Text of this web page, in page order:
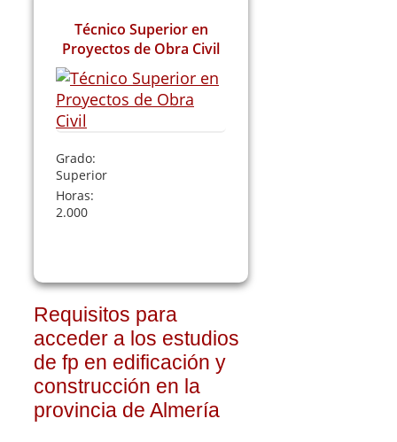
Técnico Superior en
Proyectos de Obra Civil
Grado:
Superior
Horas:
2.000
Requisitos para
acceder a los estudios
de fp en edificación y
construcción en la
provincia de Almería